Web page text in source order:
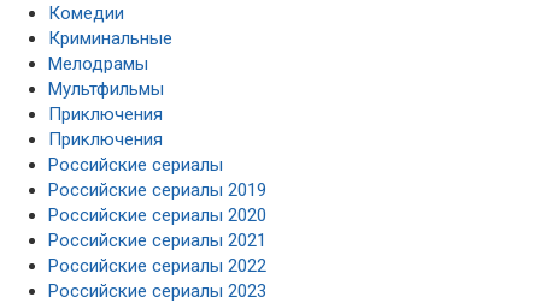
Комедии
Криминальные
Мелодрамы
Мультфильмы
Приключения
Приключения
Российские сериалы
Российские сериалы 2019
Российские сериалы 2020
Российские сериалы 2021
Российские сериалы 2022
Российские сериалы 2023